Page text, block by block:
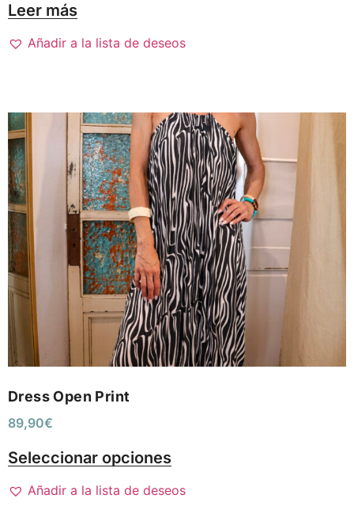
Leer más
Añadir a la lista de deseos
Dress Open Print
89,90€
Seleccionar opciones
Añadir a la lista de deseos